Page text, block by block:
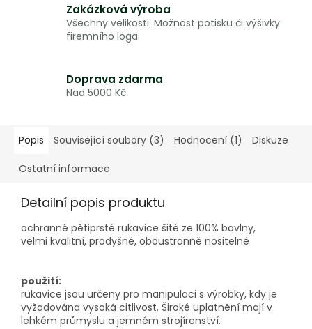
Zakázková výroba
Všechny velikosti. Možnost potisku či výšivky
firemního loga.
Doprava zdarma
Nad 5000 Kč
Popis Související soubory (3) Hodnocení (1) Diskuze
Ostatní informace
Detailní popis produktu
ochranné pětiprsté rukavice šité ze 100% bavlny,
velmi kvalitní, prodyšné, oboustranně nositelné
použití:
rukavice jsou určeny pro manipulaci s výrobky, kdy je
vyžadována vysoká citlivost. Široké uplatnění mají v
lehkém průmyslu a jemném strojírenství.